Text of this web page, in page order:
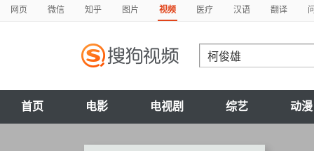
网页 微信 知乎 图片 视频 医疗 汉语 翻译
首页 电影 电视剧 综艺 动漫